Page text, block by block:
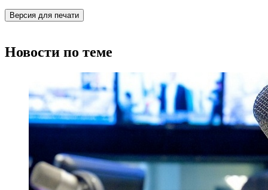
Версия для печати
Новости по теме